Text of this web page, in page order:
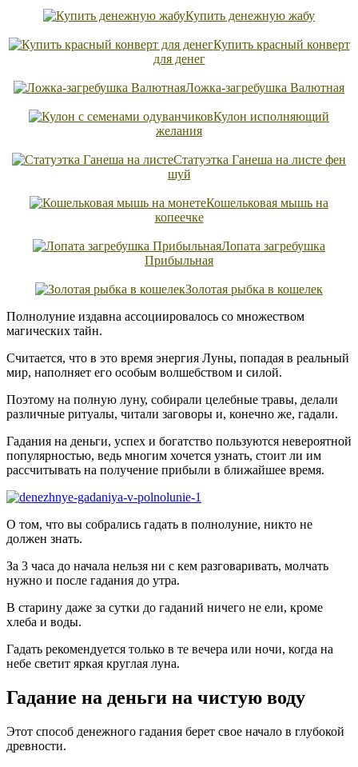
Купить денежную жабу
Купить красный конверт
для денег
Ложка-загребушка Валютная
Кулон исполняющий
желания
Статуэтка Ганеша на листе фен
шуй
Кошельковая мышь на
копеечке
Лопата загребушка
Прибыльная
Золотая рыбка в кошелек
Полнолуние издавна ассоциировалось со множеством
магических тайн.
Считается, что в это время энергия Луны, попадая в реальный
мир, наполняет его особым волшебством и силой.
Поэтому на полную луну, собирали целебные травы, делали
различные ритуалы, читали заговоры и, конечно же, гадали.
Гадания на деньги, успех и богатство пользуются невероятной
популярностью, ведь многим хочется узнать, стоит ли им
рассчитывать на получение прибыли в ближайшее время.
О том, что вы собрались гадать в полнолуние, никто не
должен знать.
За 3 часа до начала нельзя ни с кем разговаривать, молчать
нужно и после гадания до утра.
В старину даже за сутки до гаданий ничего не ели, кроме
хлеба и воды.
Гадать рекомендуется только в те вечера или ночи, когда на
небе светит яркая круглая луна.
Гадание на деньги на чистую воду
Этот способ денежного гадания берет свое начало в глубокой
древности.